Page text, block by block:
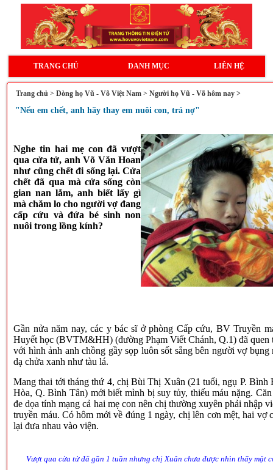
TRANG CHỦ DANH MỤC LIÊN HỆ
Trang chủ>Dòng họ Vũ - Võ Việt Nam >Người họ Vũ - Võ hôm nay >
"Nếu em chết, anh hãy thay em nuôi con, trả nợ"
Nghe tin hai mẹ con đã vượt
qua cửa tử, anh Võ Văn Hoan
như cũng chết đi sống lại. Cửa
chết đã qua mà cửa sống còn
gian nan lắm, anh biết lấy gì
mà chăm lo cho người vợ đang
cấp cứu và đứa bé sinh non
nuôi trong lồng kính?
Gần nửa năm nay, các y bác sĩ ở phòng Cấp cứu, BV Truyền
Huyết học (BVTM&HH) (đường Phạm Viết Chánh, Q.1) đã quen
với hình ảnh anh chồng gầy sọp luôn sốt sắng bên người vợ bụng
dạ chửa xanh như tàu lá.
Mang thai tới tháng thứ 4, chị Bùi Thị Xuân (21 tuổi, ngụ P. Bình
Hòa, Q. Bình Tân) mới biết mình bị suy tủy, thiếu máu nặng. Căn
đe dọa tính mạng cả hai mẹ con nên chị thường xuyên phải nhập
truyền máu. Có hôm mới về đúng 1 ngày, chị lên cơn mệt, hai vợ
lại đưa nhau vào viện.
Vượt qua cửa tử đã gần 1 tuần nhưng chị Xuân chưa được nhìn thấy mặt